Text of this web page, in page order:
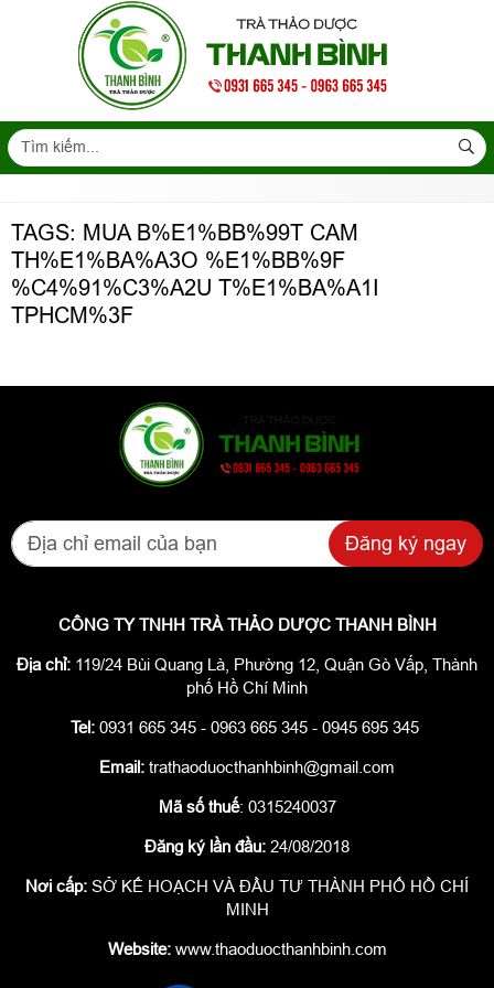
TAGS: MUA B%E1%BB%99T CAM
TH%E1%BA%A3O %E1%BB%9F
%C4%91%C3%A2U T%E1%BA%A1I
TPHCM%3F
Đăng ký ngay
CÔNG TY TNHH TRÀ THẢO DƯỢC THANH BÌNH
Địa chỉ: 119/24 Bùi Quang Là, Phường 12, Quận Gò Vấp, Thành
phố Hồ Chí Minh
Tel: 0931 665 345 - 0963 665 345 - 0945 695 345
Email: trathaoduocthanhbinh@gmail.com
Mã số thuế: 0315240037
Đăng ký lần đầu: 24/08/2018
Nơi cấp: SỞ KẾ HOẠCH VÀ ĐẦU TƯ THÀNH PHỐ HỒ CHÍ
MINH
Website:www.thaoduocthanhbinh.com